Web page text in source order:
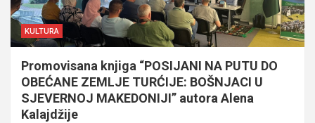
KULTURA
Promovisana knjiga “POSIJANI NA PUTU DO
OBEĆANE ZEMLJE TURĆIJE: BOŠNJACI U
SJEVERNOJ MAKEDONIJI” autora Alena
Kalajdžije